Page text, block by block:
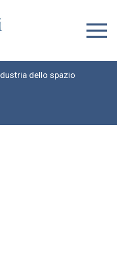
dello spazio